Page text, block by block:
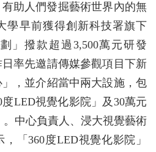
助人們發掘藝術世界內的無
學早前獲得創新科技署旗下
」撥款超過3,500萬元研發
日率先邀請傳媒參觀項目下新
，並介紹當中兩大設施，包
LED視覺化影院」及30萬元
。中心負責人、浸大視覺藝術
「360度LED視覺化影院」